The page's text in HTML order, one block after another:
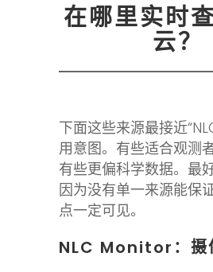
在哪里实时
云？
下面这些来源最接近
用意图。有些适合观测
有些更偏科学数据。最
因为没有单一来源能保
点一定可见。
NLC Monitor：摄